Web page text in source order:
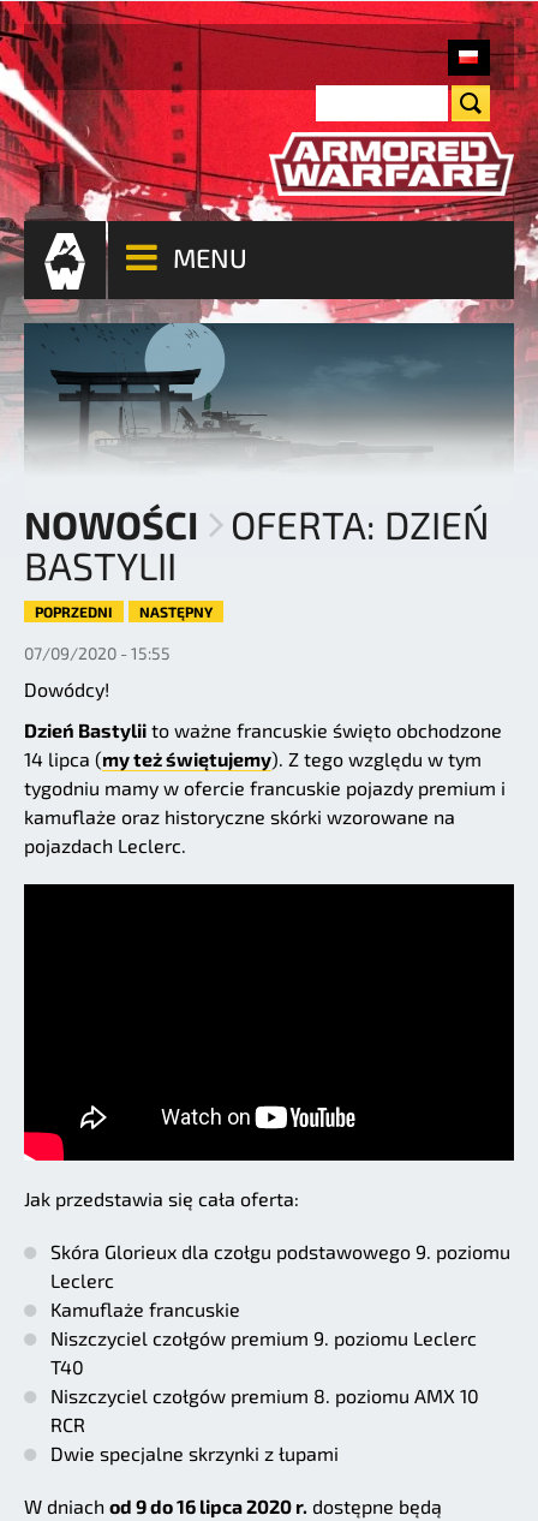
MENU
NOWOŚCI
OFERTA: DZIEŃ
BASTYLII
POPRZEDNI NASTĘPNY
07/09/2020 - 15:55
Dowódcy!
Dzień Bastylii to ważne francuskie święto obchodzone
14 lipca (my też świętujemy). Z tego względu w tym
tygodniu mamy w ofercie francuskie pojazdy premium i
kamuflaże oraz historyczne skórki wzorowane na
pojazdach Leclerc.
Jak przedstawia się cała oferta:
Skóra Glorieux dla czołgu podstawowego 9. poziomu
Leclerc
Kamuflaże francuskie
Niszczyciel czołgów premium 9. poziomu Leclerc
T40
Niszczyciel czołgów premium 8. poziomu AMX 10
RCR
Dwie specjalne skrzynki z łupami
W dniach od 9 do 16 lipca 2020 r. dostępne będą